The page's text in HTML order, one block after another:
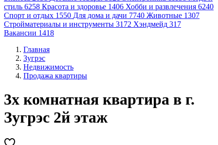
стиль 6258 Красота и здоровье 1406 Хобби и развлечения 6240
Спорт и отдых 1550 Для дома и дачи 7740 Животные 1307
Стройматериалы и инструменты 3172 Хэндмейд 317
Вакансии 1418
Главная
Зугрэс
Недвижимость
Продажа квартиры
3х комнатная квартира в г.
Зугрэс 2й этаж